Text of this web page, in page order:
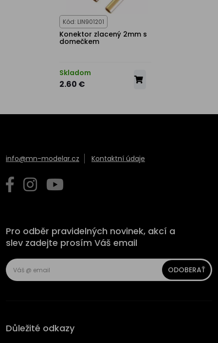
Kód: LIN901201
Konektor zlacený 2mm s
domečkem
Skladom
2.60 €
info@mn-modelar.cz Kontaktní údaje
Pro odběr pravidelných novinek, akcí a
slev zadejte prosím Váš email
ODOBERAŤ
Důležité odkazy